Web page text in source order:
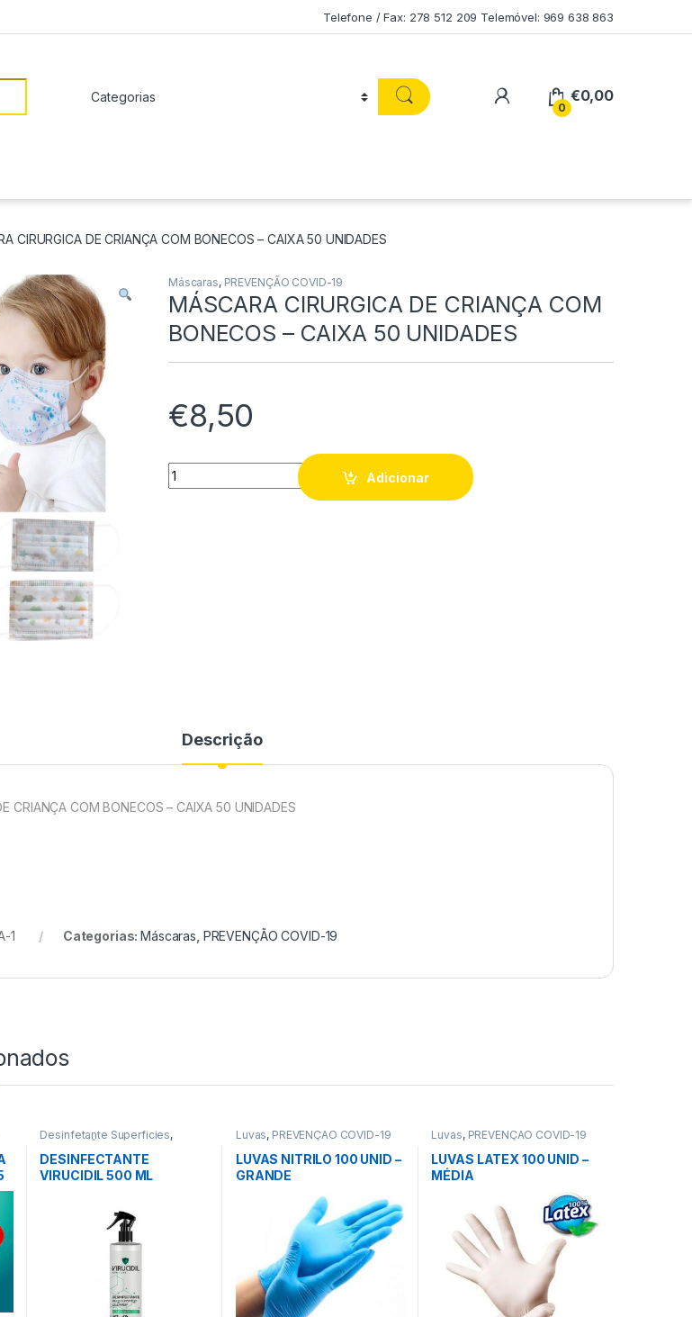
Telefone / Fax: 278 512 209 Telemóvel: 969 638 863
0
€0,00
CIRURGICA DE CRIANÇA COM BONECOS – CAIXA 50 UNIDADES
Máscaras, PREVENÇÃO COVID-19
MÁSCARA CIRURGICA DE CRIANÇA COM
BONECOS – CAIXA 50 UNIDADES
€8,50
MÁSCARA CIRURGICA DE CRIANÇA COM BONECOS - CAIXA 50 UNIDADES
Adicionar
Descrição
CRIANÇA COM BONECOS – CAIXA 50 UNIDADES
1 Categorias:Máscaras PREVENÇÃO COVID-19
Desinfetante Superficies,
PREVENÇÃO COVID-19
DESINFECTANTE
VIRUCIDIL 500 ML
Luvas, PREVENÇÃO COVID-19
LUVAS NITRILO 100 UNID –
GRANDE
Luvas, PREVENÇÃO COVID-19
LUVAS LATEX 100 UNID –
MÉDIA